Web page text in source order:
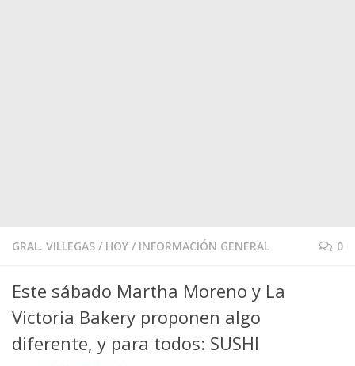
GRAL. VILLEGAS / HOY / INFORMACIÓN GENERAL 0
Este sábado Martha Moreno y La
Victoria Bakery proponen algo
diferente, y para todos: SUSHI